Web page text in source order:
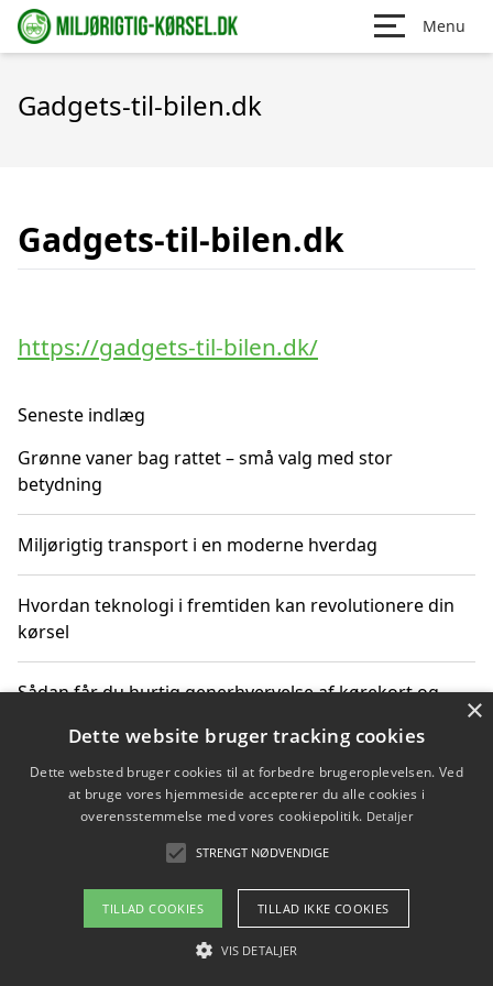
Menu
Gadgets-til-bilen.dk
Gadgets-til-bilen.dk
https://gadgets-til-bilen.dk/
Seneste indlæg
Grønne vaner bag rattet – små valg med stor
betydning
Miljørigtig transport i en moderne hverdag
Hvordan teknologi i fremtiden kan revolutionere din
kørsel
Sådan får du hurtig generhvervelse af kørekort og
Sådan lærer du miljørigtig kørsel hos en køreskole i
Gentofte
Copyright 2026 - Pilanto Aps
Om / kontakt
×
Dette website bruger tracking cookies
Dette websted bruger cookies til at forbedre brugeroplevelsen. Ved
at bruge vores hjemmeside accepterer du alle cookies i
overensstemmelse med vores cookiepolitik. Detaljer
STRENGT NØDVENDIGE
TILLAD COOKIES TILLAD IKKE COOKIES
VIS DETALJER